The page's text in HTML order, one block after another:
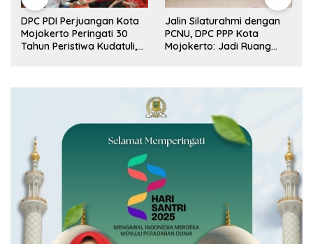
DPC PDI Perjuangan Kota
Mojokerto Peringati 30
Tahun Peristiwa Kudatuli,
Jalin Silaturahmi dengan
PCNU, DPC PPP Kota
Mojokerto: Jadi Ruang